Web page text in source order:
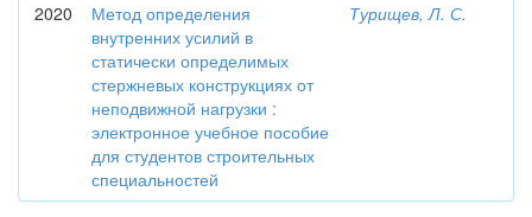
2020
Метод определения
внутренних усилий в
статически определимых
стержневых конструкциях от
неподвижной нагрузки :
электронное учебное пособие
для студентов строительных
специальностей
Турищев, Л. С.